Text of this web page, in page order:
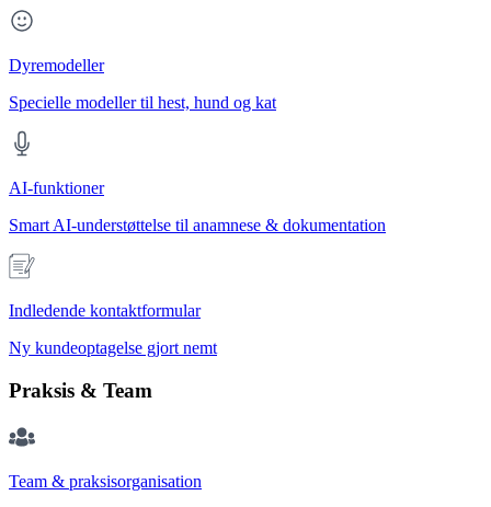
Dyremodeller
Specielle modeller til hest, hund og kat
AI-funktioner
Smart AI-understøttelse til anamnese & dokumentation
Indledende kontaktformular
Ny kundeoptagelse gjort nemt
Praksis & Team
Team & praksisorganisation